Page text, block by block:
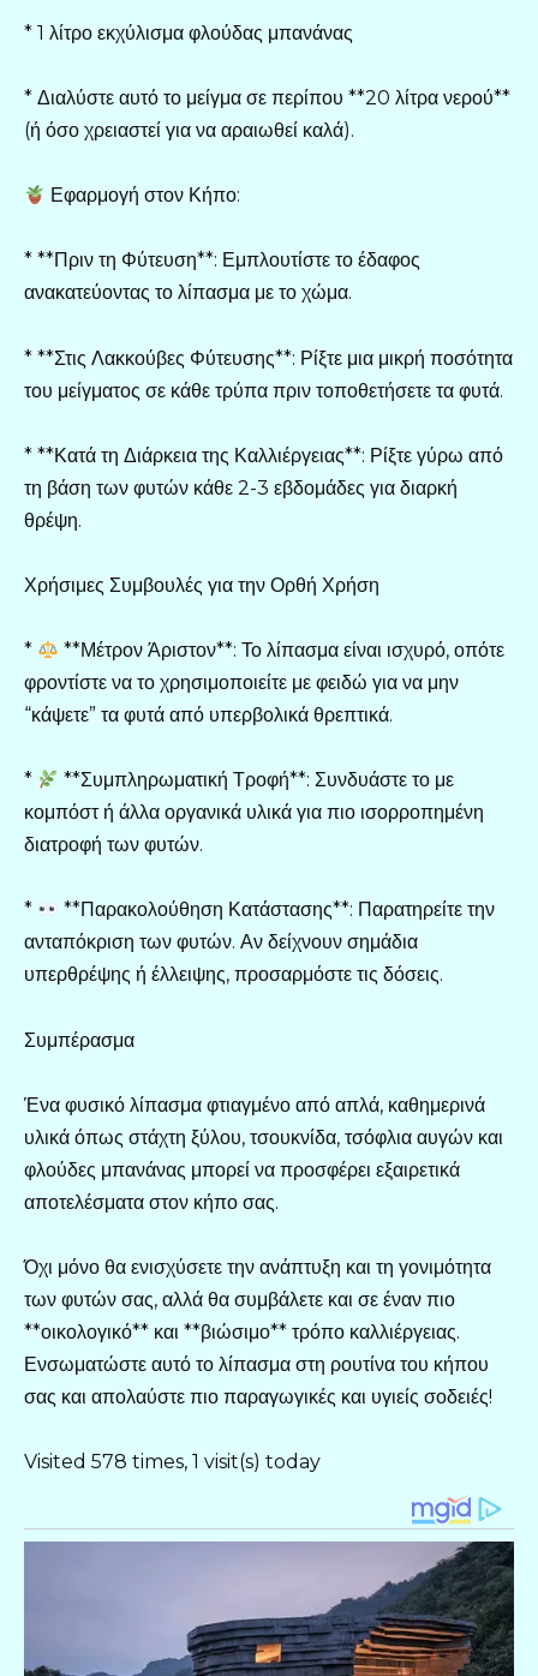
* 1 λίτρο εκχύλισμα φλούδας μπανάνας
* Διαλύστε αυτό το μείγμα σε περίπου **20 λίτρα νερού**
(ή όσο χρειαστεί για να αραιωθεί καλά).
Εφαρμογή στον Κήπο:
* **Πριν τη Φύτευση**: Εμπλουτίστε το έδαφος
ανακατεύοντας το λίπασμα με το χώμα.
* **Στις Λακκούβες Φύτευσης**: Ρίξτε μια μικρή ποσότητα
του μείγματος σε κάθε τρύπα πριν τοποθετήσετε τα φυτά.
* **Κατά τη Διάρκεια της Καλλιέργειας**: Ρίξτε γύρω από
τη βάση των φυτών κάθε 2-3 εβδομάδες για διαρκή
θρέψη.
Χρήσιμες Συμβουλές για την Ορθή Χρήση
*
**Μέτρον Άριστον**: Το λίπασμα είναι ισχυρό, οπότε
φροντίστε να το χρησιμοποιείτε με φειδώ για να μην
“κάψετε” τα φυτά από υπερβολικά θρεπτικά.
*
**Συμπληρωματική Τροφή**: Συνδυάστε το με
κομπόστ ή άλλα οργανικά υλικά για πιο ισορροπημένη
διατροφή των φυτών.
*
**Παρακολούθηση Κατάστασης**: Παρατηρείτε την
ανταπόκριση των φυτών. Αν δείχνουν σημάδια
υπερθρέψης ή έλλειψης, προσαρμόστε τις δόσεις.
Συμπέρασμα
Ένα φυσικό λίπασμα φτιαγμένο από απλά, καθημερινά
υλικά όπως στάχτη ξύλου, τσουκνίδα, τσόφλια αυγών και
φλούδες μπανάνας μπορεί να προσφέρει εξαιρετικά
αποτελέσματα στον κήπο σας.
Όχι μόνο θα ενισχύσετε την ανάπτυξη και τη γονιμότητα
των φυτών σας, αλλά θα συμβάλετε και σε έναν πιο
**οικολογικό** και **βιώσιμο** τρόπο καλλιέργειας.
Ενσωματώστε αυτό το λίπασμα στη ρουτίνα του κήπου
σας και απολαύστε πιο παραγωγικές και υγιείς σοδειές!
Visited 578 times, 1 visit(s) today